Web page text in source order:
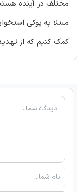
مختلف در آینده
مبتلا به پوکی
کمک کنیم که از